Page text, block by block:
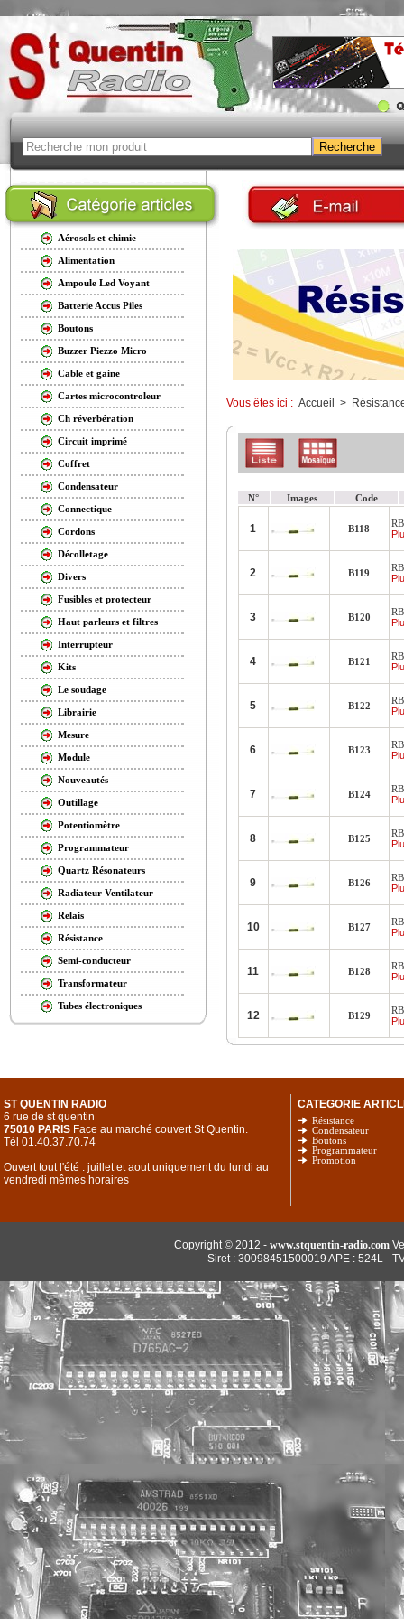
Aérosols et chimie
Alimentation
Ampoule Led Voyant
Batterie Accus Piles
Boutons
Buzzer Piezzo Micro
Cable et gaine
Cartes microcontroleur
Ch réverbération
Circuit imprimé
Coffret
Condensateur
Connectique
Cordons
Décolletage
Divers
Fusibles et protecteur
Haut parleurs et filtres
Interrupteur
Kits
Le soudage
Librairie
Mesure
Module
Nouveautés
Outillage
Potentiomètre
Programmateur
Quartz Résonateurs
Radiateur Ventilateur
Relais
Résistance
Semi-conducteur
Transformateur
Tubes électroniques
Vous êtes ici : Accueil >
N° Images Code
1 B118
2 B119
3 B120
4 B121
5 B122
6 B123
7 B124
8 B125
9 B126
10 B127
11 B128
12 B129
ST QUENTIN RADIO
6 rue de st quentin
75010 PARIS Face au marché couvert St Quentin.
Tél 01.40.37.70.74
Ouvert tout l'été : juillet et aout uniquement du lundi au
vendredi mêmes horaires
CATEGORIE
Résistance
Condensateur
Boutons
Programmateur
Promotion
Copyright © 2012 - www.stquentin-radio.com
Siret : 30098451500019 APE : 524L -